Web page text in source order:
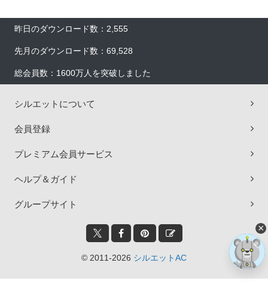
昨日のダウンロード数：2,555
先月のダウンロード数：69,528
総会員数：1600万人を突破しました
シルエットについて
会員登録
プレミアム会員サービス
ヘルプ＆ガイド
グループサイト
© 2011-2026 シルエットAC
×